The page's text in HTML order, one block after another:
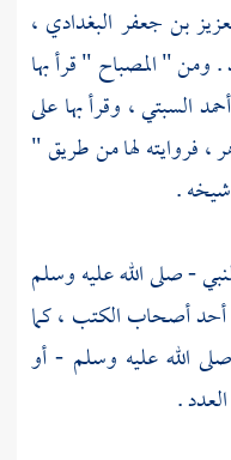
بن جعفر البغدادي ،
. ومن " المصباح " قرأ بها
السبتي، وقرأ بها على
، فروايته لها من طريق "
.
- صلى الله عليه وسلم
أصحاب الكتب ، كما
الله عليه وسلم - أو
.